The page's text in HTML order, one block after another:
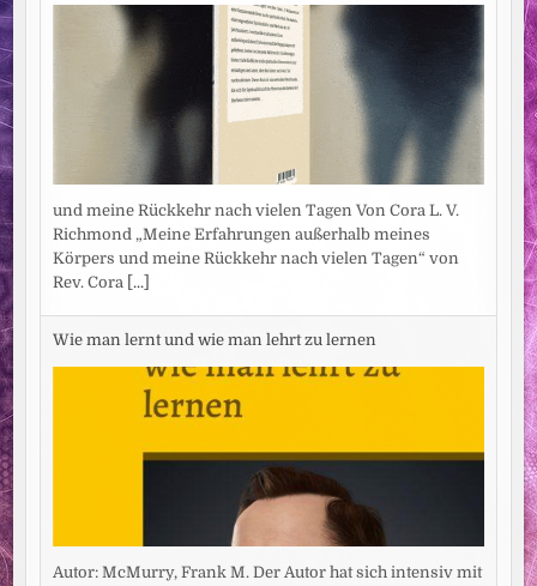
und meine Rückkehr nach vielen Tagen Von Cora L. V.
Richmond „Meine Erfahrungen außerhalb meines
Körpers und meine Rückkehr nach vielen Tagen“ von
Rev. Cora [...]
Wie man lernt und wie man lehrt zu lernen
Autor: McMurry, Frank M. Der Autor hat sich intensiv mit